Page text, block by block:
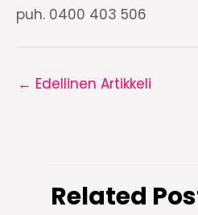
puh. 0400 403 506
← Edellinen Artikkeli
Related